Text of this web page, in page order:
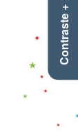
Contraste +